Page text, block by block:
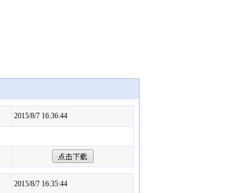
2015/8/7 16:36:44
2015/8/7 16:35:44